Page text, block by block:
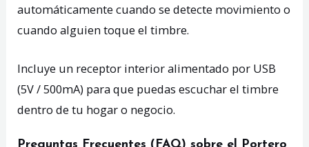
automáticamente cuando se detecte movimiento o
cuando alguien toque el timbre.
Incluye un receptor interior alimentado por USB
(5V / 500mA) para que puedas escuchar el timbre
dentro de tu hogar o negocio.